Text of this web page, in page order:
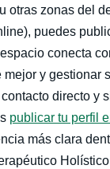
otras zonas del
puedes
conecta
mejor y gestionar
directo y
publicar tu perfil
más clara